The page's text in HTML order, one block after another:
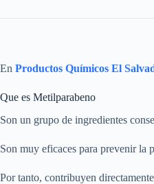
En Productos Químicos El
Que es Metilparabeno
Son un grupo de ingredientes
Son muy eficaces para prevenir la
Por tanto, contribuyen